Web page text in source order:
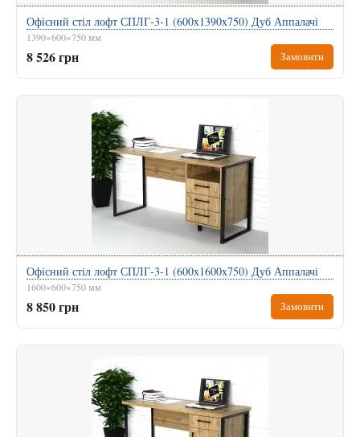
Офісний стіл лофт СПЛГ-3-1 (600x1390x750) Дуб Аппалачі
1390×600×750 мм
8 526 грн Замовити
Офісний стіл лофт СПЛГ-3-1 (600x1600x750) Дуб Аппалачі
1600×600×750 мм
8 850 грн Замовити